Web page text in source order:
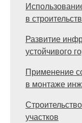
в
Развитие
устойчивого
Применение
в монтаже
участков